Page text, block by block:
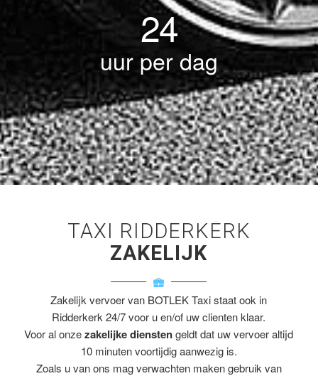
24
uur per dag
TAXI RIDDERKERK
ZAKELIJK
Zakelijk vervoer van BOTLEK Taxi staat ook in
Ridderkerk 24/7 voor u en/of uw clienten klaar.
Voor al onzezakelijke dienstengeldt dat uw vervoer altijd
10 minuten voortijdig aanwezig is.
Zoals u van ons mag verwachten maken gebruik van